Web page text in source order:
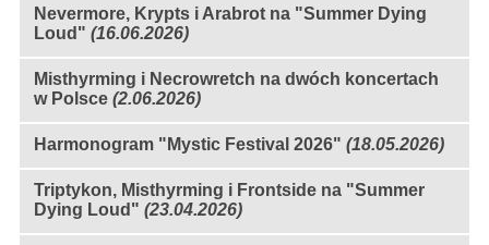
Nevermore, Krypts i Arabrot na "Summer Dying
Loud" (16.06.2026)
Misthyrming i Necrowretch na dwóch koncertach
w Polsce (2.06.2026)
Harmonogram "Mystic Festival 2026" (18.05.2026)
Triptykon, Misthyrming i Frontside na "Summer
Dying Loud" (23.04.2026)